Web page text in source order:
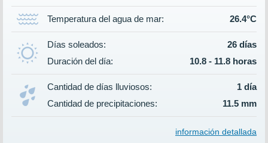
Temperatura del agua de mar: 26.4°C
Días soleados:
26 días
Duración del día:
10.8 - 11.8 horas
Cantidad de días lluviosos:
1 día
Cantidad de precipitaciones:
11.5 mm
información detallada